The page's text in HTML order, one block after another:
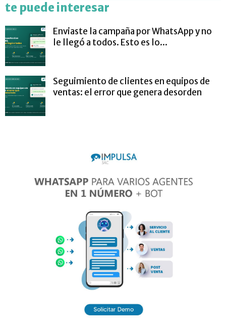
te puede interesar
Enviaste la campaña por WhatsApp y no
le llegó a todos. Esto es lo...
Seguimiento de clientes en equipos de
ventas: el error que genera desorden